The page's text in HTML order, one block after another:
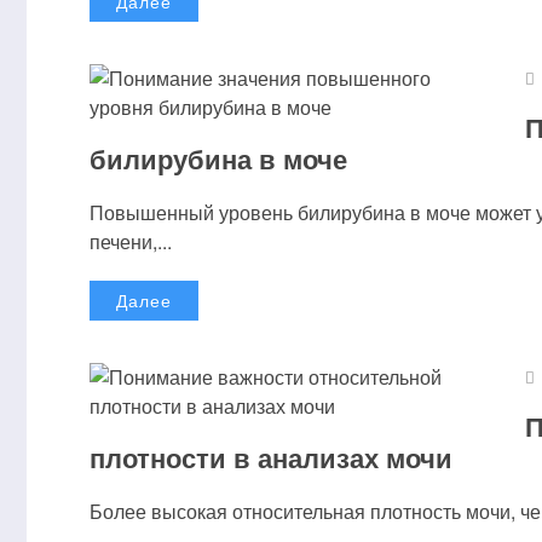
билирубина в моче
Повышенный уровень билирубина в моче может
печени,...
Далее
плотности в анализах мочи
Более высокая относительная плотность мочи,